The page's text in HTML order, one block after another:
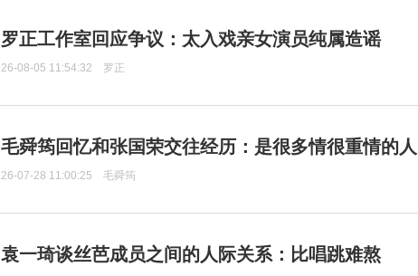
罗正工作室回应争议：太入戏亲女演员纯属造谣
26-08-05 11:54:32 罗正
毛舜筠回忆和张国荣交往经历：是很多情很重情的人
26-07-28 11:00:25 毛舜筠
袁一琦谈丝芭成员之间的人际关系：比唱跳难熬